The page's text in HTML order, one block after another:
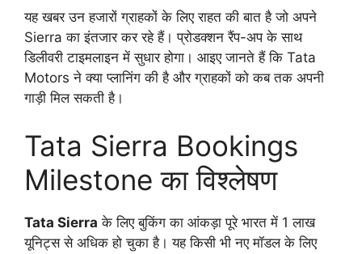
यह खबर उन हजारों ग्राहकों के लिए राहत की बात है जो अपने
Sierra का इंतजार कर रहे हैं। प्रोडक्शन रैंप-अप के साथ
डिलीवरी टाइमलाइन में सुधार होगा। आइए जानते हैं कि Tata
Motors ने क्या प्लानिंग की है और ग्राहकों को कब तक अपनी
गाड़ी मिल सकती है।
Tata Sierra Bookings
Milestone का विश्लेषण
Tata Sierra के लिए बुकिंग का आंकड़ा पूरे भारत में 1 लाख
यूनिट्स से अधिक हो चुका है। यह किसी भी नए मॉडल के लिए